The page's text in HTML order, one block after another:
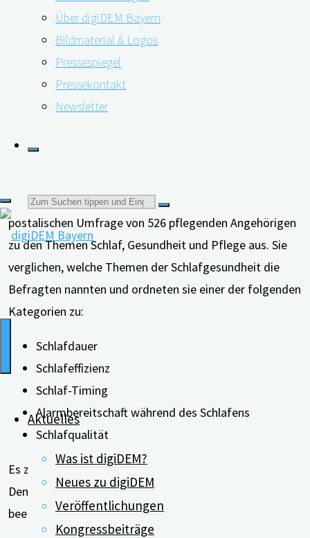
Über digiDEM Bayern
Bildmaterial & Logos
Pressespiegel
Pressekontakt
Newsletter
Suchen
Aktuelles
Was ist digiDEM?
Neues zu digiDEM
Veröffentlichungen
Kongressbeiträge
von pflegenden Angehörigen in bisherigen Studien oft
nicht berücksichtigt werden. Daher wollen die
Autor*innen mit ihrer Analyse zu einem besseren
Verständnis der Schlafgesundheit derjenigen, die ein
Familienmitglied mit Demenz betreuen, beitragen.
Pflege von Menschen mit Demenz beeinflusst alle
Die Forscher*innen werteten Kommentare einer
postalischen Umfrage von 526 pflegenden Angehörigen
zu den Themen Schlaf, Gesundheit und Pflege aus. Sie
verglichen, welche Themen der Schlafgesundheit die
Befragten nannten und ordneten sie einer der folgenden
Kategorien zu:
Schlafdauer
Schlafeffizienz
Schlaf-Timing
Alarmbereitschaft während des Schlafens
Schlafqualität
Es zeigte sich, dass die Pflege von Menschen mit
Demenz alle diese Bereiche der Schlafgesundheit
beeinflussen kann.